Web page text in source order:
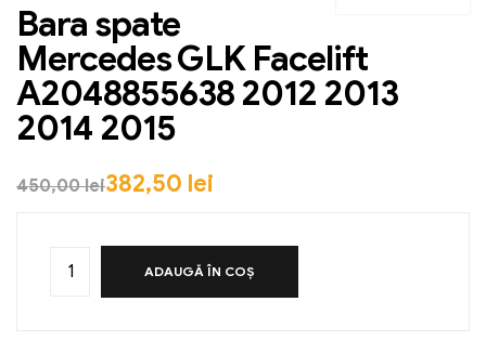
Bara spate
Mercedes GLK Facelift
A2048855638 2012 2013
2014 2015
450,00lei382,50 lei
ADAUGĂ ÎN COȘ